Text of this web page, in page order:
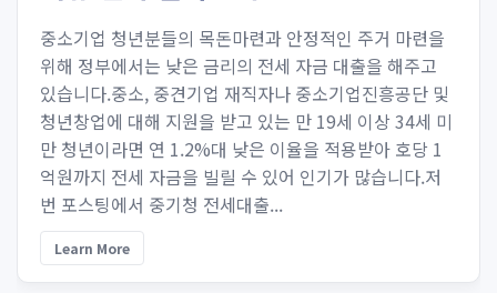
중소기업 청년분들의 목돈마련과 안정적인 주거 마련을
위해 정부에서는 낮은 금리의 전세 자금 대출을 해주고
있습니다.중소, 중견기업 재직자나 중소기업진흥공단 및
청년창업에 대해 지원을 받고 있는 만 19세 이상 34세 미
만 청년이라면 연 1.2%대 낮은 이율을 적용받아 호당 1
억원까지 전세 자금을 빌릴 수 있어 인기가 많습니다.저
번 포스팅에서 중기청 전세대출...
Learn More